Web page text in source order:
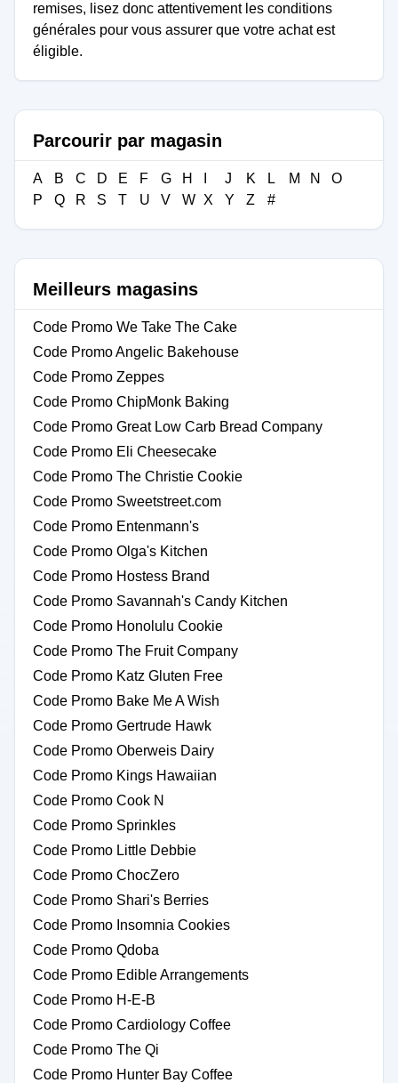
remises, lisez donc attentivement les conditions
générales pour vous assurer que votre achat est
éligible.
Parcourir par magasin
A B C D E F G H J K L M N
O
P
Q R S T U V W X Y Z #
Meilleurs magasins
Code Promo We Take The Cake
Code Promo Angelic Bakehouse
Code Promo Zeppes
Code Promo ChipMonk Baking
Code Promo Great Low Carb Bread Company
Code Promo Eli Cheesecake
Code Promo The Christie Cookie
Code Promo Sweetstreet.com
Code Promo Entenmann's
Code Promo Olga's Kitchen
Code Promo Hostess Brand
Code Promo Savannah's Candy Kitchen
Code Promo Honolulu Cookie
Code Promo The Fruit Company
Code Promo Katz Gluten Free
Code Promo Bake Me A Wish
Code Promo Gertrude Hawk
Code Promo Oberweis Dairy
Code Promo Kings Hawaiian
Code Promo Cook N
Code Promo Sprinkles
Code Promo Little Debbie
Code Promo ChocZero
Code Promo Shari's Berries
Code Promo Insomnia Cookies
Code Promo Qdoba
Code Promo Edible Arrangements
Code Promo H-E-B
Code Promo Cardiology Coffee
Code Promo The Qi
Code Promo Hunter Bay Coffee